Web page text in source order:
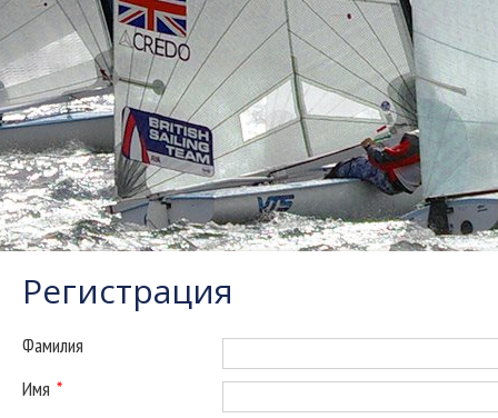
Регистрация
Фамилия
Имя *